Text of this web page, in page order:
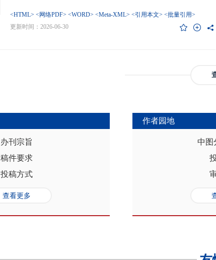
网络协同治理的比较优势和互补功能，牵住“牛鼻子”工程，着重优化开放协作
机制和生态共保联治，促进基础设施和基本公共服务一体化，推动产业链整
位和发展进程，以人口数量、结构、素质、分布等人口条件为基础，以新发
展理念为导向，通过政策措施的适应性调整从而培育、巩固和收获人口优
中，既要立足当下人口负增长的现实，充分挖掘和利用现有人口条件，也要
放眼未来人口发展趋势，积极挖掘、培育人口结构优化红利、人口素质提升
红利和人口合理分布红利，以相关政策制度的调整完善为路径，引导人口发
展符合创新、协调、绿色、开放、共享的理念需求，积极回应人口发展的趋
势性特征和高质量发展的目标任务，通过进一步完善生育养老政策、推进教
育强国建设、优化城镇格局体系，以人口与经济高质量发展支撑中国式现代
<HTML> <网络PDF> <WORD> <Meta-XML> <引用本文> <批量引用>
更新时间：2026-06-30
办刊宗旨
稿件要求
投稿方式
查看更多
作者园地
中图